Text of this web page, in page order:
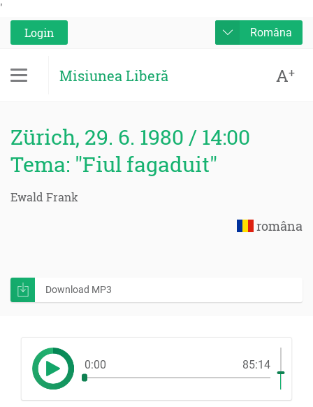
'
Login
Româna
Misiunea Liberă A+
Zürich, 29. 6. 1980 / 14:00
Tema: "Fiul fagaduit"
Ewald Frank
româna
Download MP3
0:00 85:14